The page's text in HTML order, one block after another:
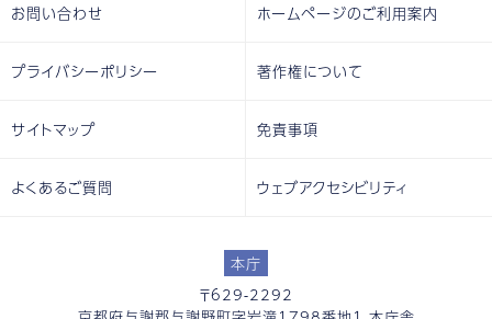
本庁
〒629-2292
お問い合わせ ホームページのご利用案内
プライバシーポリシー 著作権について
サイトマップ 免責事項
よくあるご質問 ウェブアクセシビリティ